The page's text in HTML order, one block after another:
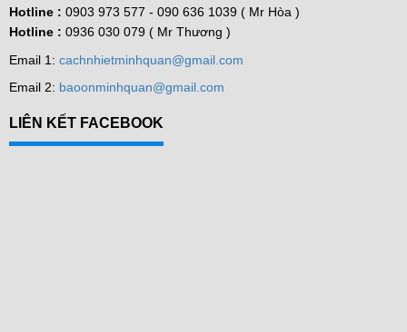
Hotline : 0903 973 577 - 090 636 1039 ( Mr Hòa )
Hotline : 0936 030 079 ( Mr Thương )
Email 1: cachnhietminhquan@gmail.com
Email 2: baoonminhquan@gmail.com
LIÊN KẾT FACEBOOK